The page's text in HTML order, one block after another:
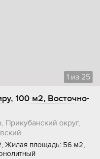
1 из 25
100 м2, Восточно-
Прикубанский округ,
Жилая площадь: 56 м2,